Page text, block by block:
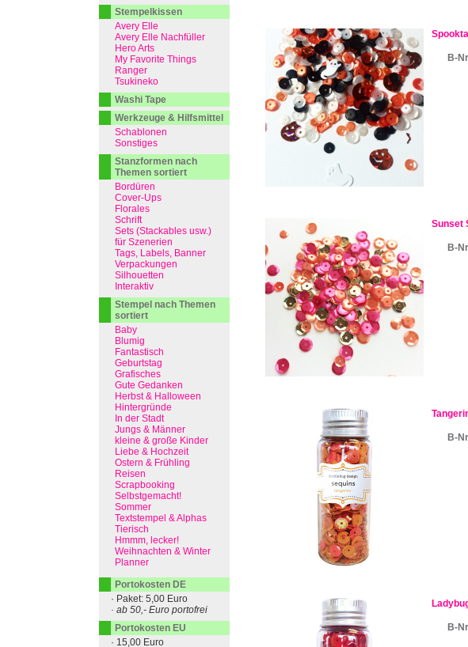
B-
Sunset
B-
B-
B-
Stempelkissen
Avery Elle
Avery Elle Nachfüller
Hero Arts
My Favorite Things
Ranger
Tsukineko
Washi Tape
Werkzeuge & Hilfsmittel
Schablonen
Sonstiges
Stanzformen nach
Themen sortiert
Bordüren
Cover-Ups
Florales
Schrift
Sets (Stackables usw.)
für Szenerien
Tags, Labels, Banner
Verpackungen
Silhouetten
Interaktiv
Stempel nach Themen
sortiert
Baby
Blumig
Fantastisch
Geburtstag
Grafisches
Gute Gedanken
Herbst & Halloween
Hintergründe
In der Stadt
Jungs & Männer
kleine & große Kinder
Liebe & Hochzeit
Ostern & Frühling
Reisen
Scrapbooking
Selbstgemacht!
Sommer
Textstempel & Alphas
Tierisch
Hmmm, lecker!
Weihnachten & Winter
Planner
Portokosten DE
· Paket: 5,00 Euro
· ab 50,- Euro portofrei
Portokosten EU
· 15,00 Euro